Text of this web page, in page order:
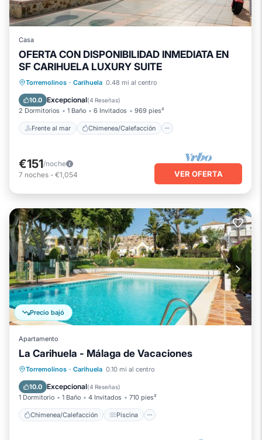
Casa
OFERTA CON DISPONIBILIDAD INMEDIATA EN
SF CARIHUELA LUXURY SUITE
Torremolinos · Carihuela 0.48 mi al centro
10.0 Excepcional(4 Reseñas)
2 Dormitorios 1 Baño 6 Invitados 969 pies²
Frente al mar Chimenea/Calefacción
Frente al mar
Chimenea/Calefacción
Vista al mar
€151/noche
7 noches - €1,054 VER OFERTA
Precio bajó
Apartamento
La Carihuela - Málaga de Vacaciones
Torremolinos · Carihuela 0.10 mi al centro
10.0 Excepcional(4 Reseñas)
1 Dormitorio 1 Baño 4 Invitados 710 pies²
Chimenea/Calefacción Piscina
Chimenea/Calefacción
Piscina
Balcón/Terraza